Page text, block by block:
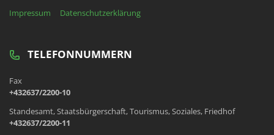
Impressum
Datenschutzerklärung
TELEFONNUMMERN
Fax
+432637/2200-10
Standesamt, Staatsbürgerschaft, Tourismus, Soziales, Friedhof
+432637/2200-11